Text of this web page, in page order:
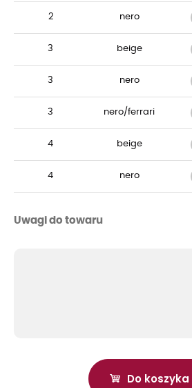
2 nero
3 beige
3 nero
3 nero/ferrari
4 beige
4 nero
Uwagi do towaru